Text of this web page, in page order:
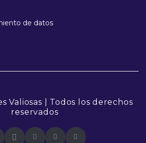
de datos
Valiosas | Todos los derechos
reservados